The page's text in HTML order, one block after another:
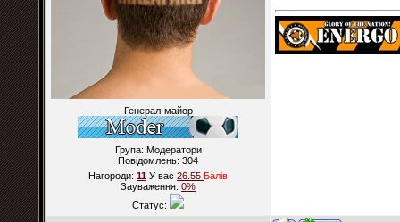
Генерал-майор
Група: Модератори
Повідомлень: 304
Нагороди: 11 У вас 26.55 Балiв
Зауваження: 0%
Статус: